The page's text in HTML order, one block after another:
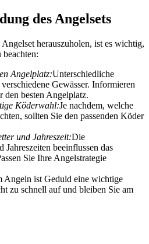
des Angelsets
herauszuholen, ist es wichtig,
Angelplatz:Unterschiedliche
Gewässer. Informieren
den besten Angelplatz.
Köderwahl:Je nachdem, welche
sollten Sie den passenden Köder
und Jahreszeit:Die
Jahreszeiten beeinflussen das
Sie Ihre Angelstrategie
Angeln ist Geduld eine wichtige
zu schnell auf und bleiben Sie am